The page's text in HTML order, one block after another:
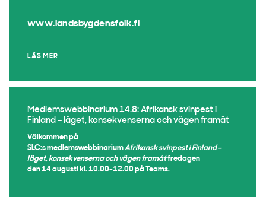
www.landsbygdensfolk.fi
LÄS MER
Medlemswebbinarium 14.8: Afrikansk svinpest i
Finland – läget, konsekvenserna och vägen framåt
Välkommen på
SLC:s medlemswebbinariumAfrikansk svinpest i Finland –
läget, konsekvenserna och vägen framåtfredagen
den 14 augusti kl. 10.00-12.00 på Teams.